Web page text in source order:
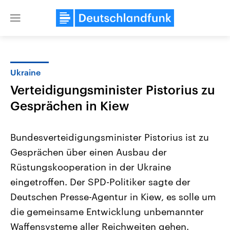
Close
Landtagswahl Sachsen-Anhalt
2026
Alle Informationen
Sachsen-Anhalt wählt am 6.
September 2026 einen neuen
Bundesland von einer Koalition aus
USA
Aktuelle Beiträge,
Hintergründe
Wirtschaftlich und
gehören die Vereinigten
mit großem Einfluss auf
Ukraine
Verteidigungsminister Pistorius zu
Gesprächen in Kiew
Bundesverteidigungsminister Pistorius ist zu
Gesprächen über einen Ausbau der
Rüstungskooperation in der Ukraine
eingetroffen. Der SPD-Politiker sagte der
Deutschen Presse-Agentur in Kiew, es solle um
die gemeinsame Entwicklung unbemannter
Waffensysteme aller Reichweiten gehen.